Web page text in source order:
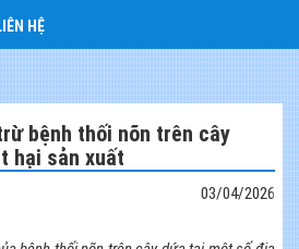
HỆ
bệnh thối nõn trên cây
hại sản xuất
03/04/2026